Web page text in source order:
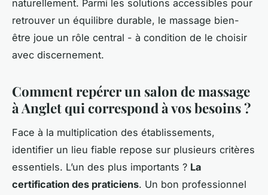
naturellement. Parmi les solutions accessibles pour
retrouver un équilibre durable, le massage bien-
être joue un rôle central - à condition de le choisir
avec discernement.
Comment repérer un salon de massage
à Anglet qui correspond à vos besoins ?
Face à la multiplication des établissements,
identifier un lieu fiable repose sur plusieurs critères
essentiels. L’un des plus importants ? La
certification des praticiens. Un bon professionnel